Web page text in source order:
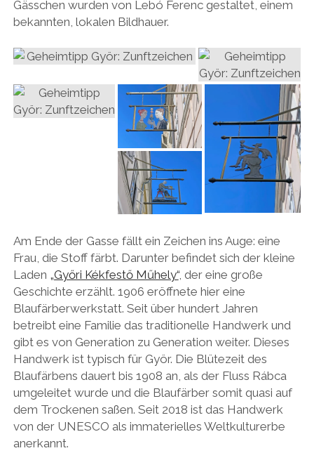
Gässchen wurden von Lebó Ferenc gestaltet, einem
bekannten, lokalen Bildhauer.
Am Ende der Gasse fällt ein Zeichen ins Auge: eine
Frau, die Stoff färbt. Darunter befindet sich der kleine
Laden „Győri Kékfestő Műhely“, der eine große
Geschichte erzählt. 1906 eröffnete hier eine
Blaufärberwerkstatt. Seit über hundert Jahren
betreibt eine Familie das traditionelle Handwerk und
gibt es von Generation zu Generation weiter. Dieses
Handwerk ist typisch für Györ. Die Blütezeit des
Blaufärbens dauert bis 1908 an, als der Fluss Rábca
umgeleitet wurde und die Blaufärber somit quasi auf
dem Trockenen saßen. Seit 2018 ist das Handwerk
von der UNESCO als immaterielles Weltkulturerbe
anerkannt.